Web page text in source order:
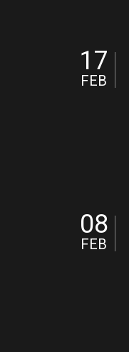
17
FEB
08
FEB